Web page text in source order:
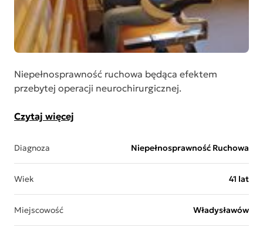
Niepełnosprawność ruchowa będąca efektem
przebytej operacji neurochirurgicznej.
Czytaj więcej
Diagnoza Niepełnosprawność Ruchowa
Wiek 41 lat
Miejscowość Władysławów